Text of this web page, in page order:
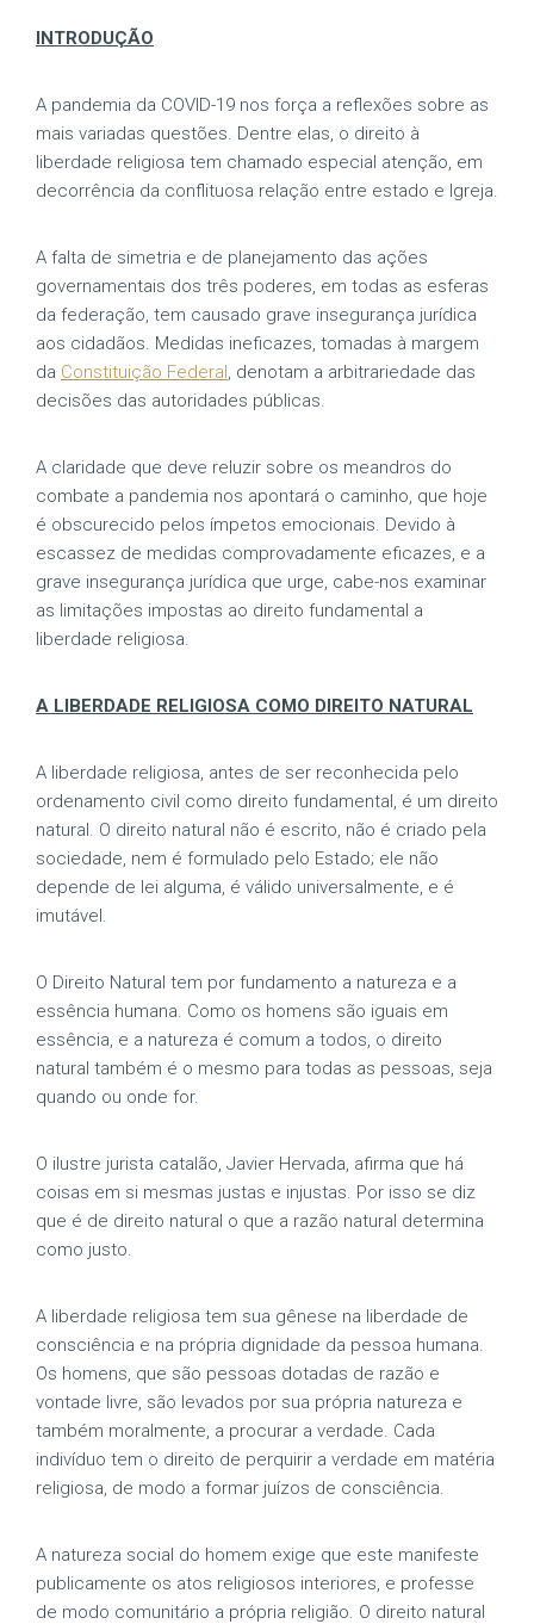
INTRODUÇÃO
A pandemia da COVID-19 nos força a reflexões sobre as
mais variadas questões. Dentre elas, o direito à
liberdade religiosa tem chamado especial atenção, em
decorrência da conflituosa relação entre estado e Igreja.
A falta de simetria e de planejamento das ações
governamentais dos três poderes, em todas as esferas
da federação, tem causado grave insegurança jurídica
aos cidadãos. Medidas ineficazes, tomadas à margem
da Constituição Federal, denotam a arbitrariedade das
decisões das autoridades públicas.
A claridade que deve reluzir sobre os meandros do
combate a pandemia nos apontará o caminho, que hoje
é obscurecido pelos ímpetos emocionais. Devido à
escassez de medidas comprovadamente eficazes, e a
grave insegurança jurídica que urge, cabe-nos examinar
as limitações impostas ao direito fundamental a
liberdade religiosa.
A LIBERDADE RELIGIOSA COMO DIREITO NATURAL
A liberdade religiosa, antes de ser reconhecida pelo
ordenamento civil como direito fundamental, é um direito
natural. O direito natural não é escrito, não é criado pela
sociedade, nem é formulado pelo Estado; ele não
depende de lei alguma, é válido universalmente, e é
imutável.
O Direito Natural tem por fundamento a natureza e a
essência humana. Como os homens são iguais em
essência, e a natureza é comum a todos, o direito
natural também é o mesmo para todas as pessoas, seja
quando ou onde for.
O ilustre jurista catalão, Javier Hervada, afirma que há
coisas em si mesmas justas e injustas. Por isso se diz
que é de direito natural o que a razão natural determina
como justo.
A liberdade religiosa tem sua gênese na liberdade de
consciência e na própria dignidade da pessoa humana.
Os homens, que são pessoas dotadas de razão e
vontade livre, são levados por sua própria natureza e
também moralmente, a procurar a verdade. Cada
indivíduo tem o direito de perquirir a verdade em matéria
religiosa, de modo a formar juízos de consciência.
A natureza social do homem exige que este manifeste
publicamente os atos religiosos interiores, e professe
de modo comunitário a própria religião. O direito natural